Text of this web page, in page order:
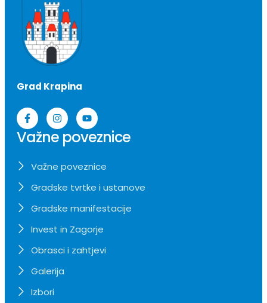
Grad Krapina
Važne poveznice
Važne poveznice
Gradske tvrtke i ustanove
Gradske manifestacije
Invest in Zagorje
Obrasci i zahtjevi
Galerija
Izbori